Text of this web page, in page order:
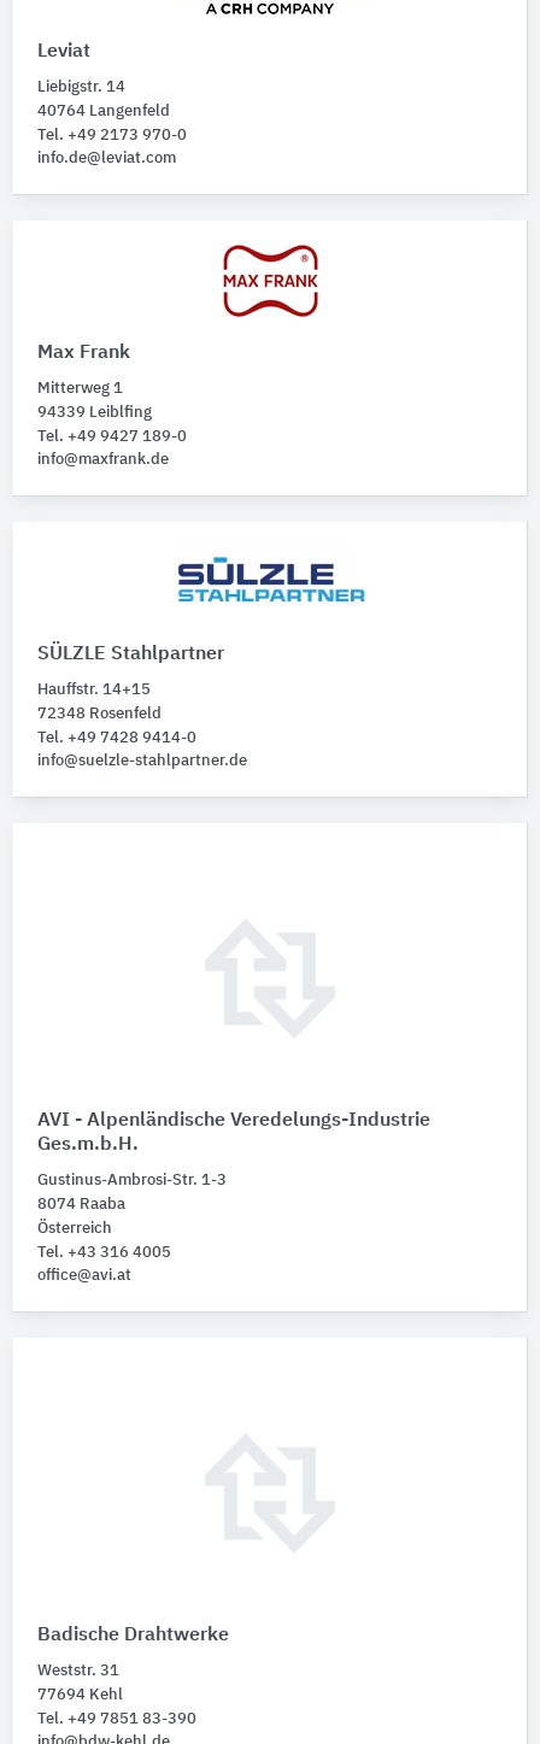
Leviat
Liebigstr. 14
40764 Langenfeld
Tel. +49 2173 970-0
info.de@leviat.com
Max Frank
Mitterweg 1
94339 Leiblfing
Tel. +49 9427 189-0
info@maxfrank.de
SÜLZLE Stahlpartner
Hauffstr. 14+15
72348 Rosenfeld
Tel. +49 7428 9414-0
info@suelzle-stahlpartner.de
AVI - Alpenländische Veredelungs-Industrie
Ges.m.b.H.
Gustinus-Ambrosi-Str. 1-3
8074 Raaba
Österreich
Tel. +43 316 4005
office@avi.at
Badische Drahtwerke
Weststr. 31
77694 Kehl
Tel. +49 7851 83-390